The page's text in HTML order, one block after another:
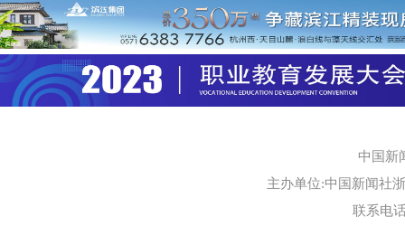
中国新
主办单位:中国新闻社
联系电